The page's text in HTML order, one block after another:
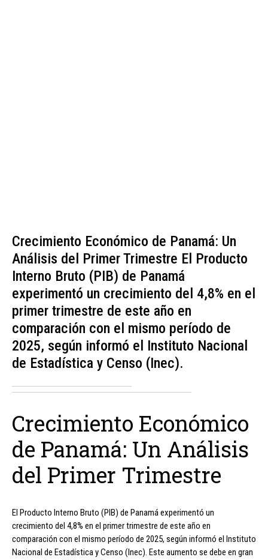
Crecimiento Económico de Panamá: Un
Análisis del Primer Trimestre El Producto
Interno Bruto (PIB) de Panamá
experimentó un crecimiento del 4,8% en el
primer trimestre de este año en
comparación con el mismo período de
2025, según informó el Instituto Nacional
de Estadística y Censo (Inec).
Crecimiento Económico
de Panamá: Un Análisis
del Primer Trimestre
El Producto Interno Bruto (PIB) de Panamá experimentó un
crecimiento del 4,8% en el primer trimestre de este año en
comparación con el mismo período de 2025, según informó el Instituto
Nacional de Estadística y Censo (Inec). Este aumento se debe en gran